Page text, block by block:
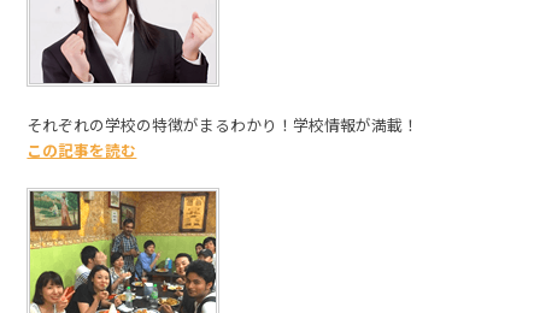
それぞれの学校の特徴がまるわかり！学校情報が満載！
この記事を読む